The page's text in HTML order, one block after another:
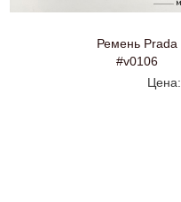
Ремень Prada
#v0106
Цена: